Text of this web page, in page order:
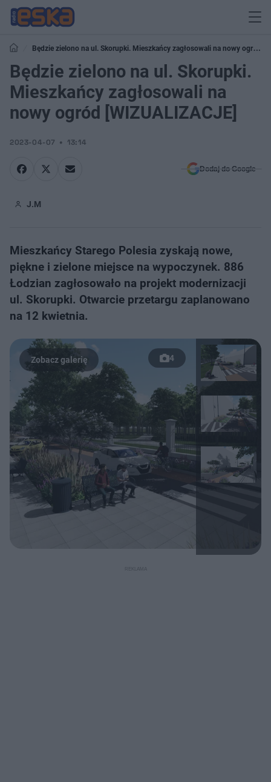
Będzie zielono na ul. Skorupki. Mieszkańcy zagłosowali na nowy ogród
[WIZUALIZACJE]
Będzie zielono na ul. Skorupki.
Mieszkańcy zagłosowali na
nowy ogród [WIZUALIZACJE]
2023-04-07 13:14
Dodaj do Google
J.M
Mieszkańcy Starego Polesia zyskają nowe,
piękne i zielone miejsce na wypoczynek. 886
Łodzian zagłosowało na projekt modernizacji
ul. Skorupki. Otwarcie przetargu zaplanowano
na 12 kwietnia.
4